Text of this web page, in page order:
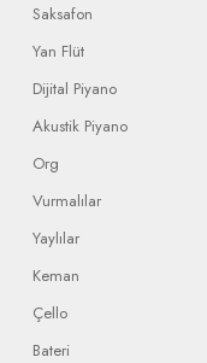
Saksafon
Yan Flüt
Dijital Piyano
Akustik Piyano
Org
Vurmalılar
Yaylılar
Keman
Çello
Bateri